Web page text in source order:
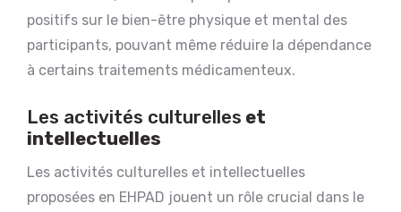
positifs sur le bien-être physique et mental des
participants, pouvant même réduire la dépendance
à certains traitements médicamenteux.
Les activités culturelles et
intellectuelles
Les activités culturelles et intellectuelles
proposées en EHPAD jouent un rôle crucial dans le